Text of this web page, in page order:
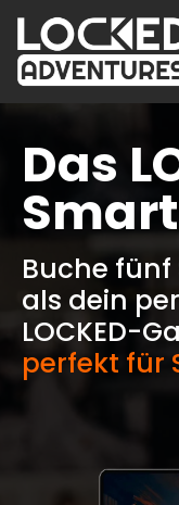
Das
Buche fünf
als dein
LOCKED-
perfekt für